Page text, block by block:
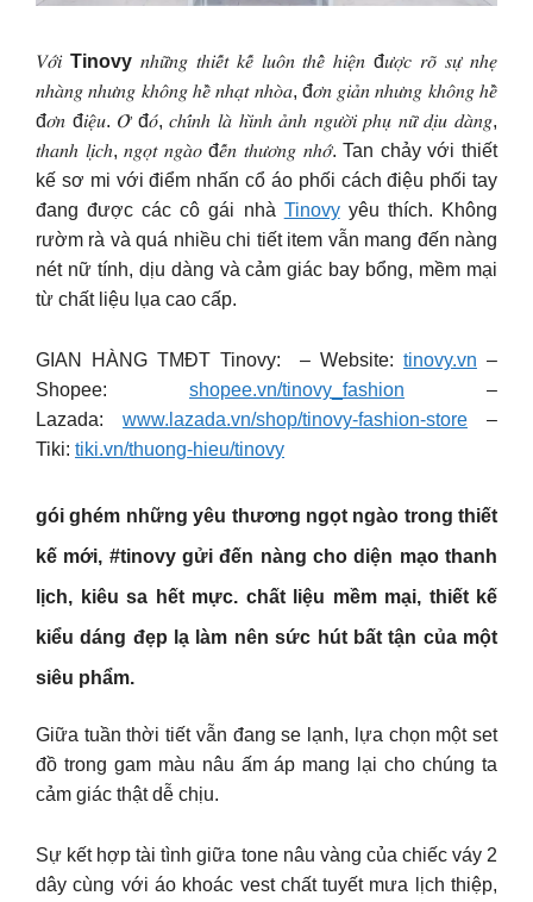
𝑉𝑜̛́𝑖 Tinovy𝑛ℎ𝑢̛̃𝑛𝑔 𝑡ℎ𝑖𝑒̂́𝑡 𝑘𝑒̂́ 𝑙𝑢𝑜̂𝑛 𝑡ℎ𝑒̂̉ ℎ𝑖𝑒̣̂𝑛 đ𝑢̛𝑜̛̣𝑐 𝑟𝑜̃ 𝑠𝑢̛̣ 𝑛ℎ𝑒̣
𝑛ℎ𝑎̀𝑛𝑔 𝑛ℎ𝑢̛𝑛𝑔 𝑘ℎ𝑜̂𝑛𝑔 ℎ𝑒̂̀ 𝑛ℎ𝑎̣𝑡 𝑛ℎ𝑜̀𝑎, đ𝑜̛𝑛 𝑔𝑖𝑎̉𝑛 𝑛ℎ𝑢̛𝑛𝑔 𝑘ℎ𝑜̂𝑛𝑔 ℎ𝑒̂̀
đ𝑜̛𝑛 đ𝑖𝑒̣̂𝑢. 𝑂̛̉ đ𝑜́, 𝑐ℎ𝑖́𝑛ℎ 𝑙𝑎̀ ℎ𝑖̀𝑛ℎ 𝑎̉𝑛ℎ 𝑛𝑔𝑢̛𝑜̛̀𝑖 𝑝ℎ𝑢̣ 𝑛𝑢̛̃ 𝑑𝑖̣𝑢 𝑑𝑎̀𝑛𝑔,
𝑡ℎ𝑎𝑛ℎ 𝑙𝑖̣𝑐ℎ, 𝑛𝑔𝑜̣𝑡 𝑛𝑔𝑎̀𝑜 đ𝑒̂́𝑛 𝑡ℎ𝑢̛𝑜̛𝑛𝑔 𝑛ℎ𝑜̛́. Tan chảy với thiết
kế sơ mi với điểm nhấn cổ áo phối cách điệu phối tay
đang được các cô gái nhà Tinovyyêu thích. Không
rườm rà và quá nhiều chi tiết item vẫn mang đến nàng
nét nữ tính, dịu dàng và cảm giác bay bổng, mềm mại
từ chất liệu lụa cao cấp.
GIAN HÀNG TMĐT Tinovy: – Website: tinovy.vn –
Shopee: shopee.vn/tinovy_fashion –
Lazada: www.lazada.vn/shop/tinovy-fashion-store –
Tiki: tiki.vn/thuong-hieu/tinovy
gói ghém những yêu thương ngọt ngào trong thiết
kế mới, #tinovygửi đến nàng cho diện mạo thanh
lịch, kiêu sa hết mực. chất liệu mềm mại, thiết kế
kiểu dáng đẹp lạ làm nên sức hút bất tận của một
siêu phẩm.
Giữa tuần thời tiết vẫn đang se lạnh, lựa chọn một set
đồ trong gam màu nâu ấm áp mang lại cho chúng ta
cảm giác thật dễ chịu.
Sự kết hợp tài tình giữa tone nâu vàng của chiếc váy 2
dây cùng với áo khoác vest chất tuyết mưa lịch thiệp,